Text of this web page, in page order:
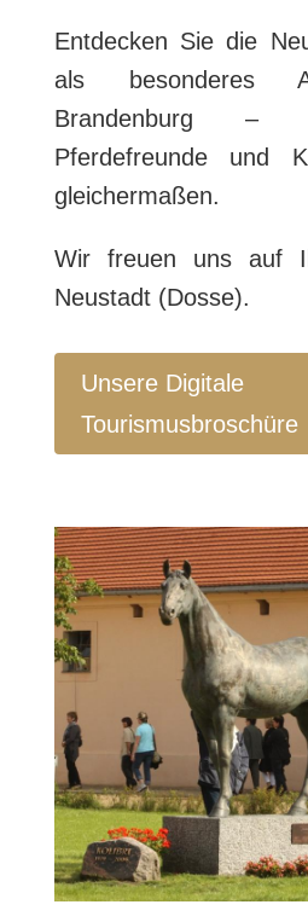
Entdecken Sie die
als besonderes
Brandenburg –
Pferdefreunde und
gleichermaßen.
Wir freuen uns auf
Neustadt (Dosse).
Unsere Digitale
Tourismusbroschüre